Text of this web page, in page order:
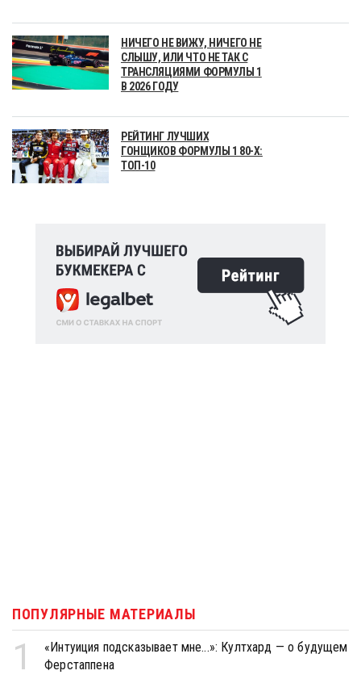
НИЧЕГО НЕ ВИЖУ, НИЧЕГО НЕ
СЛЫШУ, ИЛИ ЧТО НЕ ТАК С
ТРАНСЛЯЦИЯМИ ФОРМУЛЫ 1
В 2026 ГОДУ
РЕЙТИНГ ЛУЧШИХ
ГОНЩИКОВ ФОРМУЛЫ 1 80-Х:
ТОП-10
ПОПУЛЯРНЫЕ МАТЕРИАЛЫ
1
«Интуиция подсказывает мне...»: Култхард — о будущем
Ферстаппена